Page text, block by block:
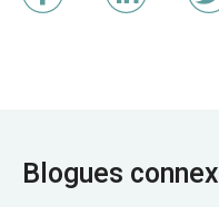
Blogues